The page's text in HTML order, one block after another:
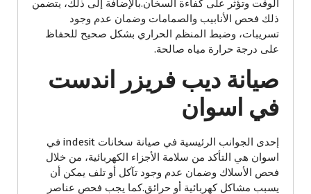
الوقت وتؤثر على كفاءة السخان.بالإضافة إلى ذلك، يتضمن
ذلك فحص الأنابيب والصمامات وضمان عدم وجود
تسريبات، وضبط المنظم الحراري بشكل صحيح للحفاظ
على درجة حرارة مياه صالحة.
صيانة ديب فريزر اندست
في اسوان
إحدى الجوانب الرئيسية في صيانة سخانات indesit في
اسوان هي التأكد من سلامة الأجزاء الكهربائية، من خلال
فحص الأسلاك وضمان عدم وجود تآكل أو تلف يمكن أن
يسبب مشاكل كهربائية أو حرائق.كما يجب فحص عناصر